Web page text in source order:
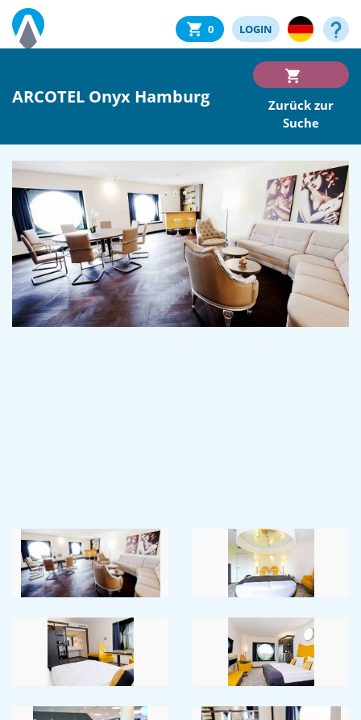
0 LOGIN
ARCOTEL Onyx Hamburg
Zurück zur
Suche